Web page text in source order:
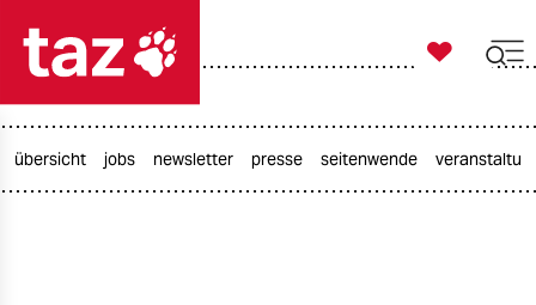
taz zahl ich

taz zahl ich
übersicht jobs newsletter presse seitenwende